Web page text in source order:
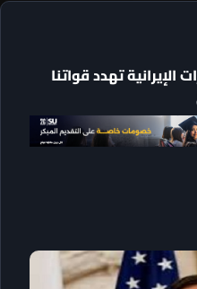
تهدد قواتنا